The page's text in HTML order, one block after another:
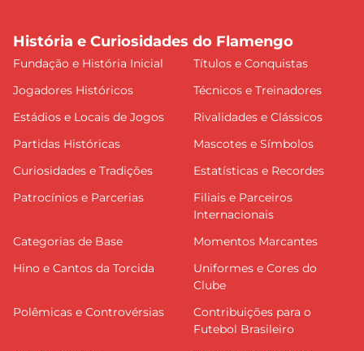
História e Curiosidades do Flamengo
Fundação e História Inicial
Títulos e Conquistas
Jogadores Históricos
Técnicos e Treinadores
Estádios e Locais de Jogos
Rivalidades e Clássicos
Partidas Históricas
Mascotes e Símbolos
Curiosidades e Tradições
Estatísticas e Recordes
Patrocínios e Parcerias
Filiais e Parceiros
Internacionais
Categorias de Base
Momentos Marcantes
Hino e Cantos da Torcida
Uniformes e Cores do
Clube
Polêmicas e Controvérsias
Contribuições para o
Futebol Brasileiro